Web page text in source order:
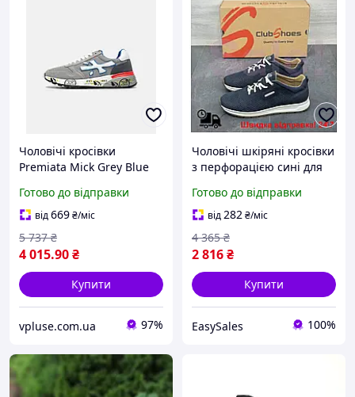
Чоловічі кросівки
Premiata Mick Grey Blue
червоним) дизайнерські
повсякденні демісезонні
шкіряні текстильні
Готово до відправки
від669₴/міс
4 015.90₴
5 737 ₴
Купити
vpluse.com.ua 97%
Чоловічі шкіряні кросівки
з перфорацією сині для
кросівки для чоловіків
Готово до відправки
від282₴/міс
2 816₴
4 365 ₴
Купити
EasySales 100%